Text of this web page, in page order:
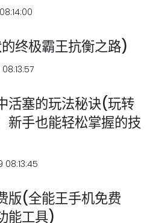
终极霸王抗衡之路)
活塞的玩法秘诀(玩转
新手也能轻松掌握的技
版(全能王手机免费
能工具)